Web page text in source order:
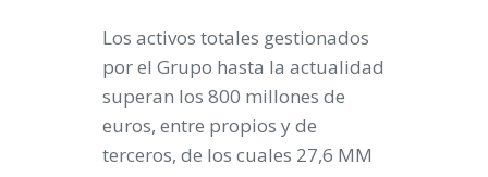
Los activos totales gestionados
por el Grupo hasta la actualidad
superan los 800 millones de
euros, entre propios y de
terceros, de los cuales 27,6 MM